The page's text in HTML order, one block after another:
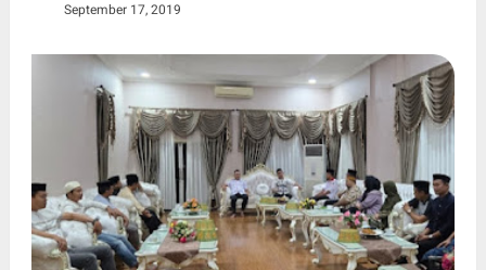
September 17, 2019